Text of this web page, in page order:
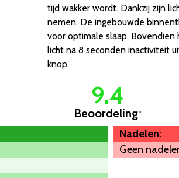
tijd wakker wordt. Dankzij zijn
nemen. De ingebouwde
voor optimale slaap.
licht na 8 seconden inactiviteit
knop.
9.4
Beoordeling*
Nadelen:
Geen